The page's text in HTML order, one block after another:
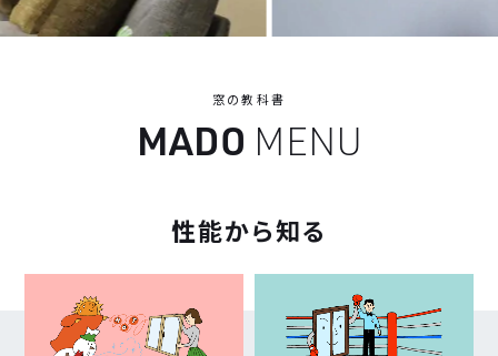
窓の教科書
MADO MENU
性能から知る